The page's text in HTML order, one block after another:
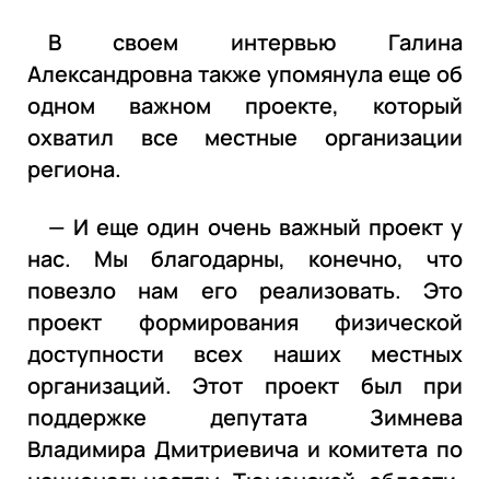
В своем интервью Галина
Александровна также упомянула еще об
одном важном проекте, который
охватил все местные организации
региона.
— И еще один очень важный проект у
нас. Мы благодарны, конечно, что
повезло нам его реализовать. Это
проект формирования физической
доступности всех наших местных
организаций. Этот проект был при
поддержке депутата Зимнева
Владимира Дмитриевича и комитета по